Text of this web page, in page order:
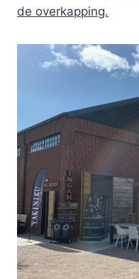
de overkapping.